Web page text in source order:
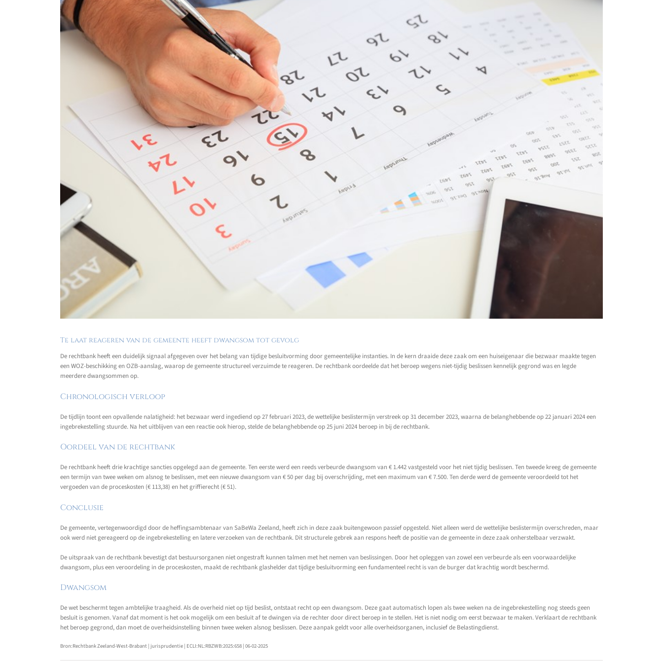
Te laat reageren van de gemeente heeft dwangsom tot gevolg
De rechtbank heeft een duidelijk signaal afgegeven over het belang van tijdige besluitvorming door gemeentelijke instanties. In de kern draaide deze zaak om een huiseigenaar die bezwaar maakte tegen
een WOZ-beschikking en OZB-aanslag, waarop de gemeente structureel verzuimde te reageren. De rechtbank oordeelde dat het beroep wegens niet-tijdig beslissen kennelijk gegrond was en legde
meerdere dwangsommen op.
Chronologisch verloop
De tijdlijn toont een opvallende nalatigheid: het bezwaar werd ingediend op 27 februari 2023, de wettelijke beslistermijn verstreek op 31 december 2023, waarna de belanghebbende op 22 januari 2024 een
ingebrekestelling stuurde. Na het uitblijven van een reactie ook hierop, stelde de belanghebbende op 25 juni 2024 beroep in bij de rechtbank.
Oordeel van de rechtbank
De rechtbank heeft drie krachtige sancties opgelegd aan de gemeente. Ten eerste werd een reeds verbeurde dwangsom van € 1.442 vastgesteld voor het niet tijdig beslissen. Ten tweede kreeg de gemeente
een termijn van twee weken om alsnog te beslissen, met een nieuwe dwangsom van € 50 per dag bij overschrijding, met een maximum van € 7.500. Ten derde werd de gemeente veroordeeld tot het
vergoeden van de proceskosten (€ 113,38) en het griffierecht (€ 51).
Conclusie
De gemeente, vertegenwoordigd door de heffingsambtenaar van SaBeWa Zeeland, heeft zich in deze zaak buitengewoon passief opgesteld. Niet alleen werd de wettelijke beslistermijn overschreden, maar
ook werd niet gereageerd op de ingebrekestelling en latere verzoeken van de rechtbank. Dit structurele gebrek aan respons heeft de positie van de gemeente in deze zaak onherstelbaar verzwakt.
De uitspraak van de rechtbank bevestigt dat bestuursorganen niet ongestraft kunnen talmen met het nemen van beslissingen. Door het opleggen van zowel een verbeurde als een voorwaardelijke
dwangsom, plus een veroordeling in de proceskosten, maakt de rechtbank glashelder dat tijdige besluitvorming een fundamenteel recht is van de burger dat krachtig wordt beschermd.
Dwangsom
De wet beschermt tegen ambtelijke traagheid. Als de overheid niet op tijd beslist, ontstaat recht op een dwangsom. Deze gaat automatisch lopen als twee weken na de ingebrekestelling nog steeds geen
besluit is genomen. Vanaf dat moment is het ook mogelijk om een besluit af te dwingen via de rechter door direct beroep in te stellen. Het is niet nodig om eerst bezwaar te maken. Verklaart de rechtbank
het beroep gegrond, dan moet de overheidsinstelling binnen twee weken alsnog beslissen. Deze aanpak geldt voor alle overheidsorganen, inclusief de Belastingdienst.
Bron:Rechtbank Zeeland-West-Brabant | jurisprudentie | ECLI:NL:RBZWB:2025:658 | 06-02-2025